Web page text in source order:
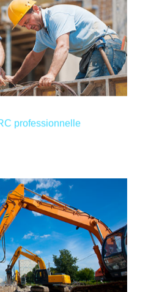
professionnelle
professionnelle
pas à l’abri d’une erreur
ou d’un oubli lors du
dans une usine. Bien des
venir entraver le bon
votre société lorsque la
celle-ci est engagée dans
sinistre.
civile la plus souvent
lorsqu’un sinistre est
couvre les dégâts et
commis par votre société,
durant les heures de
rare qu’une mauvaise
vienne à endommager un
à un tiers.